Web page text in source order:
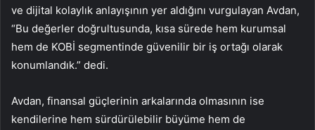
ve dijital kolaylık anlayışının yer aldığını vurgulayan Avdan,
“Bu değerler doğrultusunda, kısa sürede hem kurumsal
hem de KOBİ segmentinde güvenilir bir iş ortağı olarak
konumlandık.” dedi.
Avdan, finansal güçlerinin arkalarında olmasının ise
kendilerine hem sürdürülebilir büyüme hem de